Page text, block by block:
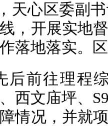
天心区委副
，开展实地
落地落实。
后前往理程
西文庙坪、
情况，并就